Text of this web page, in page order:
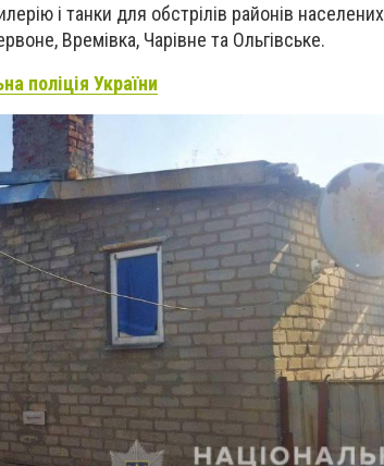
і танки для обстрілів районів населених
Времівка, Чарівне та Ольгівське.
поліція України